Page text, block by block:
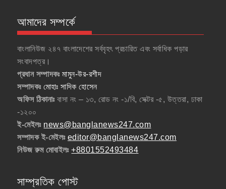
আমাদের সম্পর্কে
বাংলানিউজ ২৪৭ বাংলাদেশের সর্ববৃহৎ প্রচারিত এবং সর্বাধিক পড়ার
সংবাদপত্র।
প্রধান সম্পাদকঃমামুন-উর-রশীদ
সম্পাদকঃ মোহাঃ সাদিক হোসেন
অফিস ঠিকানাঃবাসা নং – ১৩, রোড নং -১/বি, সেক্টর -৫, উত্তরা, ঢাকা
-১২০০
ই-মেইলঃ news@banglanews247.com
সম্পাদক ই-মেইলঃ editor@banglanews247.com
নিউজ রুম মোবাইলঃ+8801552493484
সাম্প্রতিক পোস্ট